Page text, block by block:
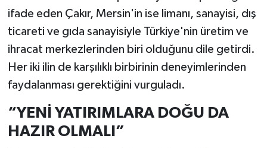
ifade eden Çakır, Mersin'in ise limanı, sanayisi, dış
ticareti ve gıda sanayisiyle Türkiye'nin üretim ve
ihracat merkezlerinden biri olduğunu dile getirdi.
Her iki ilin de karşılıklı birbirinin deneyimlerinden
faydalanması gerektiğini vurguladı.
“YENİ YATIRIMLARA DOĞU DA
HAZIR OLMALI”